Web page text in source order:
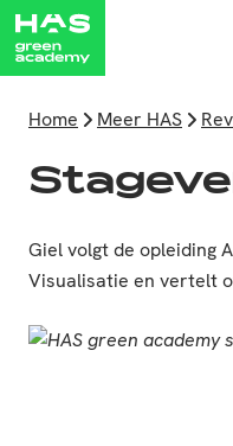
Home Meer HAS
Giel volgt de opleiding
Visualisatie en vertelt